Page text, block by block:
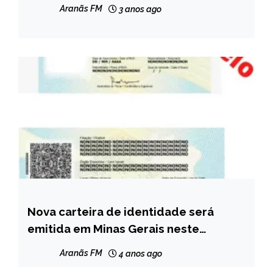
Aranãs FM 3 anos ago
MINAS
GERAIS
NOTÍCIAS
Nova carteira de identidade será
emitida em Minas Gerais neste
Aranãs FM 4 anos ago